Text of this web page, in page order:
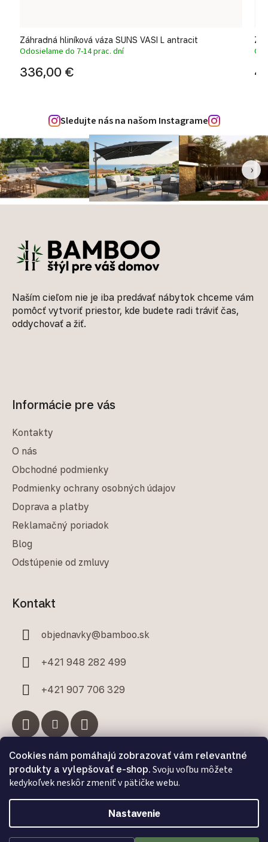
Cookies nám pomáhajú zobrazovať vám relevantné
produkty a vylepšovať e-shop. Svoju voľbu môžete
kedykoľvek neskôr zmeniť v pätičke webu.
Nastavenie
Záhradná hliníková váza SUNS VASI L antracit
Odosielame do 7-14 prac. dní
336,00 €
Sledujte nás na našom Instagrame
‹ ›
Naším cieľom nie je iba predávať nábytok chceme vám
pomôcť vytvoriť priestor, kde budete radi tráviť čas,
oddychovať a žiť.
Informácie pre vás
Kontakty
O nás
Obchodné podmienky
Podmienky ochrany osobných údajov
Doprava a platby
Reklamačný poriadok
Blog
Odstúpenie od zmluvy
Kontakt
objednavky@bamboo.sk
+421 948 282 499
+421 907 706 329
Facebook